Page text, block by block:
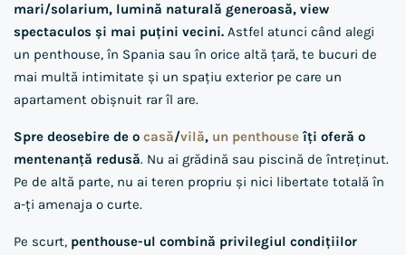
mari/solarium, lumină naturală generoasă, view
spectaculos și mai puțini vecini. Astfel atunci când alegi
un penthouse, în Spania sau în orice altă țară, te bucuri de
mai multă intimitate și un spațiu exterior pe care un
apartament obișnuit rar îl are.
Spre deosebire de o casă/vilă, un penthouse îți oferă o
mentenanță redusă. Nu ai grădină sau piscină de întreținut.
Pe de altă parte, nu ai teren propriu și nici libertate totală în
a-ți amenaja o curte.
Pe scurt, penthouse-ul combină privilegiul condițiilor